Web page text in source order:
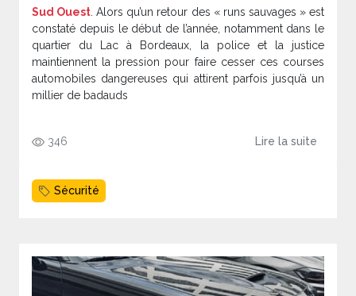
Sud Ouest . Alors qu’un retour des « runs sauvages » est
constaté depuis le début de l’année, notamment dans le
quartier du Lac à Bordeaux, la police et la justice
maintiennent la pression pour faire cesser ces courses
automobiles dangereuses qui attirent parfois jusqu’à un
millier de badauds
346 Lire la suite
Sécurité